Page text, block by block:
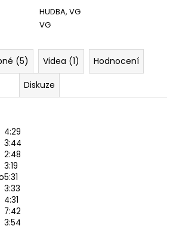
HUDBA, VG
VG
(5) Videa (1)
Hodnocení
Diskuze
4:29
3:44
2:48
3:19
5:31
3:33
4:31
7:42
3:54